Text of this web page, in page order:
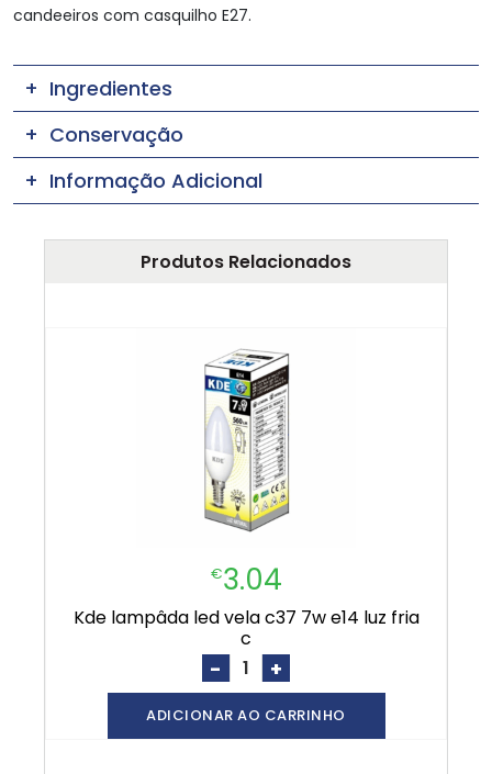
candeeiros com casquilho E27.
Ingredientes
Conservação
Informação Adicional
Produtos Relacionados
€3.04
kde lampâda led vela c37 7w e14 luz fria
c
- +
ADICIONAR AO CARRINHO